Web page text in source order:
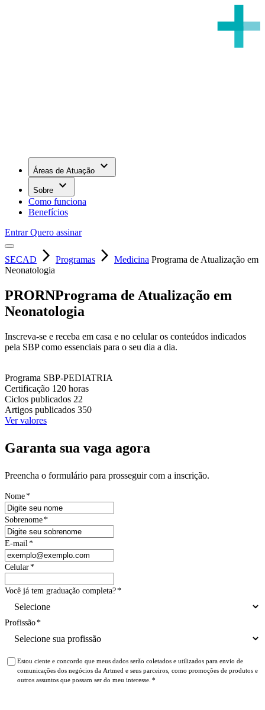
Áreas de Atuação keyboard_arrow_down
Sobre keyboard_arrow_down
Como funciona
Benefícios
EntrarQuero assinar
SECAD arrow_forward_ios Programas arrow_forward_ios Medicina Programa de Atualização em
Neonatologia
PRORNPrograma de Atualização em
Neonatologia
Inscreva-se e receba em casa e no celular os conteúdos indicados
pela SBP como essenciais para o seu dia a dia.
Programa SBP-PEDIATRIA
Certificação 120 horas
Ciclos publicados 22
Artigos publicados 350
Ver valores
Garanta sua vaga agora
Preencha o formulário para prosseguir com a inscrição.
Nome*
Sobrenome*
E-mail *
Celular*
Você já tem graduação completa?*
Profissão*
Estou ciente e concordo que meus dados serão coletados e utilizados para envio de
comunicações dos negócios da Artmed e seus parceiros, como promoções de produtos e
outros assuntos que possam ser do meu interesse. *